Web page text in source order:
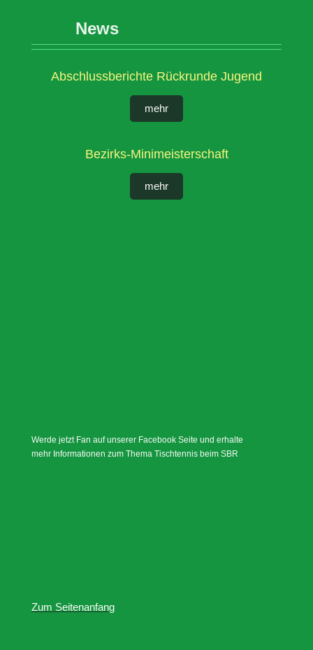
News
Abschlussberichte Rückrunde Jugend
mehr
Bezirks-Minimeisterschaft
mehr
Werde jetzt Fan auf unserer Facebook Seite und erhalte
mehr Informationen zum Thema Tischtennis beim SBR
Zum Seitenanfang